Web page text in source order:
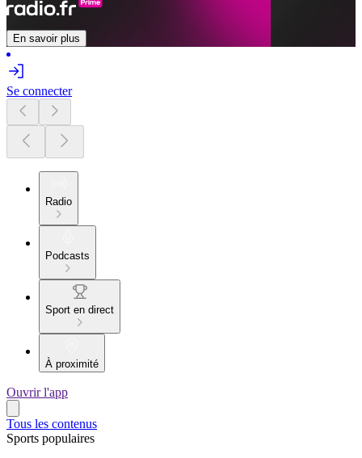
En savoir plus
Se connecter
Radio
Podcasts
Sport en direct
À proximité
Ouvrir l'app
Tous les contenus
Sports populaires